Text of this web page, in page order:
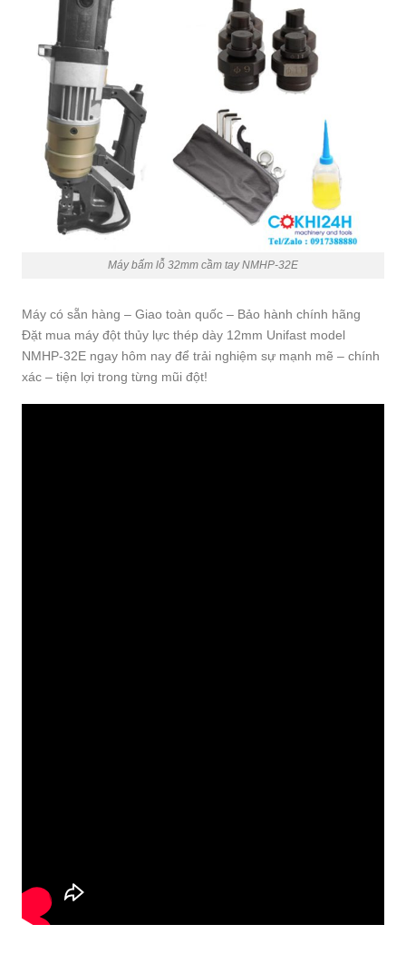
Máy bấm lỗ 32mm cầm tay NMHP-32E
Máy có sẵn hàng – Giao toàn quốc – Bảo hành chính hãng
Đặt mua máy đột thủy lực thép dày 12mm Unifast model
NMHP-32E ngay hôm nay để trải nghiệm sự mạnh mẽ – chính
xác – tiện lợi trong từng mũi đột!